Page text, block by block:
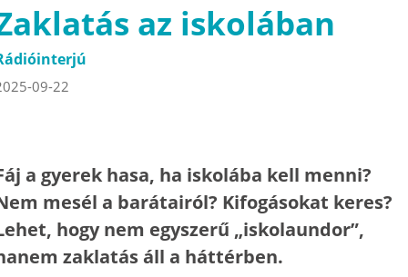
az iskolában
09-22
a gyerek hasa, ha iskolába kell menni?
mesél a barátairól? Kifogásokat keres?
hogy nem egyszerű „iskolaundor”,
zaklatás áll a háttérben.